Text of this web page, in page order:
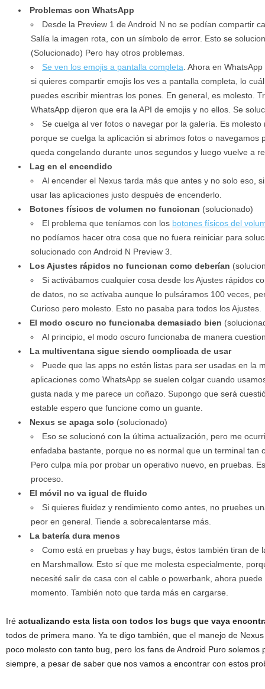
Problemas con WhatsApp
Desde la Preview 1 de Android N no se podían compartir
Salía la imagen rota, con un símbolo de error. Esto se
(Solucionado) Pero hay otros problemas.
Se ven los emojis a pantalla completa . Ahora en
si quieres compartir emojis los ves a pantalla completa, lo
puedes escribir mientras los pones. En general, es molesto.
WhatsApp dijeron que era la API de emojis y no ellos. Se
Se cuelga al ver fotos o navegar por la galería. Es
porque se cuelga la aplicación si abrimos fotos o navegamos
queda congelando durante unos segundos y luego vuelve a
Lag en el encendido
Al encender el Nexus tarda más que antes y no solo eso,
usar las aplicaciones justo después de encenderlo.
Botones físicos de volumen no funcionan (solucionado)
El problema que teníamos con los botones físicos del
no podíamos hacer otra cosa que no fuera reiniciar para
solucionado con Android N Preview 3.
Los Ajustes rápidos no funcionan como deberían
Si activábamos cualquier cosa desde los Ajustes rápidos
de datos, no se activaba aunque lo pulsáramos 100 veces,
Curioso pero molesto. Esto no pasaba para todos los Ajustes.
El modo oscuro no funcionaba demasiado bien
Al principio, el modo oscuro funcionaba de manera
La multiventana sigue siendo complicada de usar
Puede que las apps no estén listas para ser usadas en la
aplicaciones como WhatsApp se suelen colgar cuando
gusta nada y me parece un coñazo. Supongo que será
estable espero que funcione como un guante.
Nexus se apaga solo (solucionado)
Eso se solucionó con la última actualización, pero me
enfadaba bastante, porque no es normal que un terminal tan
Pero culpa mía por probar un operativo nuevo, en pruebas.
proceso.
El móvil no va igual de fluido
Si quieres fluidez y rendimiento como antes, no pruebes
peor en general. Tiende a sobrecalentarse más.
La batería dura menos
Como está en pruebas y hay bugs, éstos también tiran de
en Marshmallow. Esto sí que me molesta especialmente,
necesité salir de casa con el cable o powerbank, ahora
momento. También noto que tarda más en cargarse.
Iré actualizando esta lista con todos los bugs que vaya
todos de primera mano. Ya te digo también, que el manejo de
poco molesto con tanto bug, pero los fans de Android Puro solemos
siempre, a pesar de saber que nos vamos a encontrar con estos